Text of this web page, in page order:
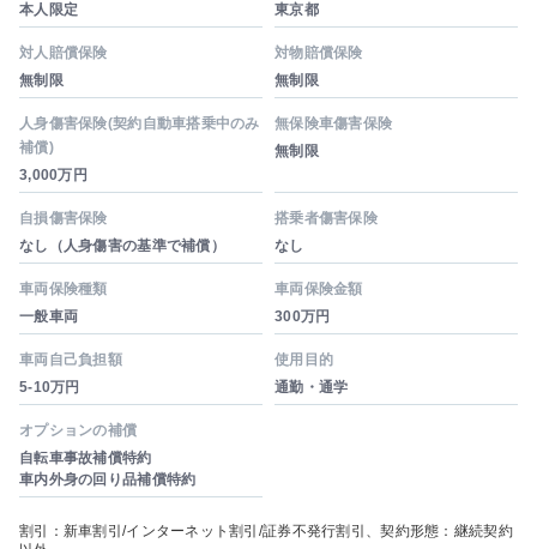
本人限定
東京都
対人賠償保険
無制限
対物賠償保険
無制限
人身傷害保険(契約自動車搭乗中のみ
補償)
3,000万円
無保険車傷害保険
無制限
自損傷害保険
なし（人身傷害の基準で補償）
搭乗者傷害保険
なし
車両保険種類
一般車両
車両保険金額
300万円
車両自己負担額
5-10万円
使用目的
通勤・通学
オプションの補償
自転車事故補償特約
車内外身の回り品補償特約
割引：新車割引/インターネット割引/証券不発行割引、契約形態：継続契約